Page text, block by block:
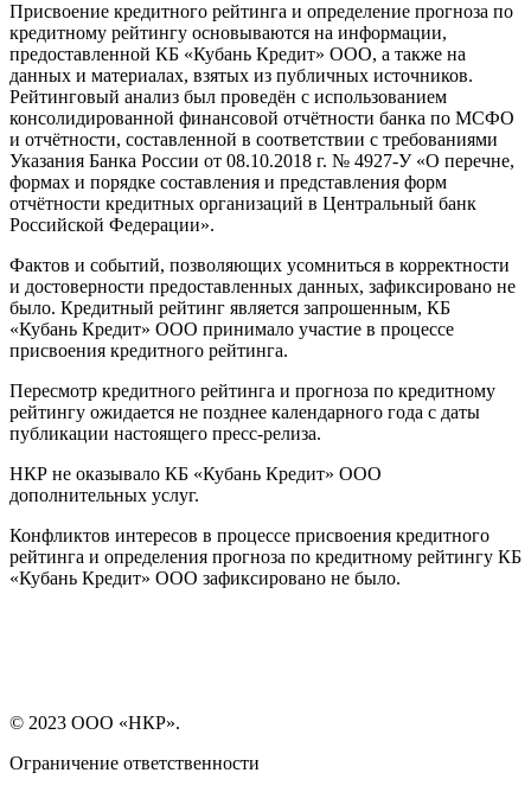
Присвоение кредитного рейтинга и определение прогноза по
кредитному рейтингу основываются на информации,
предоставленной КБ «Кубань Кредит» ООО, а также на
данных и материалах, взятых из публичных источников.
Рейтинговый анализ был проведён с использованием
консолидированной финансовой отчётности банка по МСФО
и отчётности, составленной в соответствии с требованиями
Указания Банка России от 08.10.2018 г. № 4927-У «О перечне,
формах и порядке составления и представления форм
отчётности кредитных организаций в Центральный банк
Российской Федерации».
Фактов и событий, позволяющих усомниться в корректности
и достоверности предоставленных данных, зафиксировано не
было. Кредитный рейтинг является запрошенным, КБ
«Кубань Кредит» ООО принимало участие в процессе
присвоения кредитного рейтинга.
Пересмотр кредитного рейтинга и прогноза по кредитному
рейтингу ожидается не позднее календарного года с даты
публикации настоящего пресс-релиза.
НКР не оказывало КБ «Кубань Кредит» ООО
дополнительных услуг.
Конфликтов интересов в процессе присвоения кредитного
рейтинга и определения прогноза по кредитному рейтингу КБ
«Кубань Кредит» ООО зафиксировано не было.
© 2023 ООО «НКР».
Ограничение ответственности